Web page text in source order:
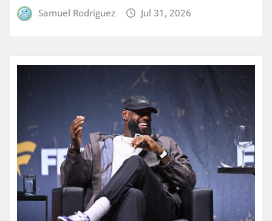
Samuel Rodriguez Jul 31, 2026